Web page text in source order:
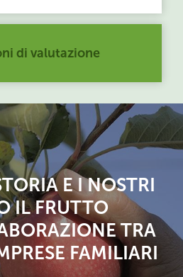
E I NOSTRI
IL FRUTTO
TRA
FAMILIARI
di valutazione